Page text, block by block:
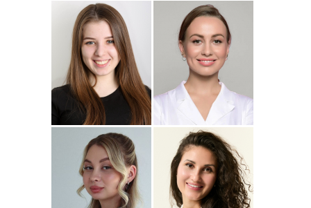
Подробнее
Джумаева
Амина
Стоматолог-ортопед
Подробнее
о Наталья
Стоматолог-терапевт